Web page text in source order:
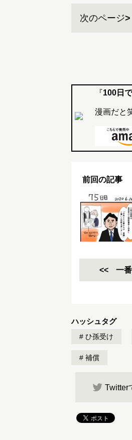
次のページ
『100日
漫画だと
前回の記事
一
ハッシュタグ
ひ孫受け
補償
Twitter